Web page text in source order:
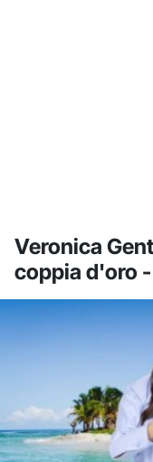
Veronica
coppia d'oro